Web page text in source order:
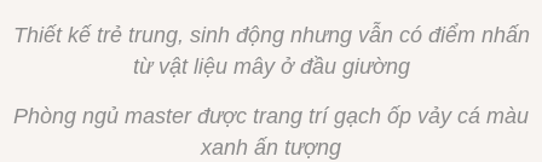
Thiết kế trẻ trung, sinh động nhưng vẫn có điểm nhấn
từ vật liệu mây ở đầu giường
Phòng ngủ master được trang trí gạch ốp vảy cá màu
xanh ấn tượng